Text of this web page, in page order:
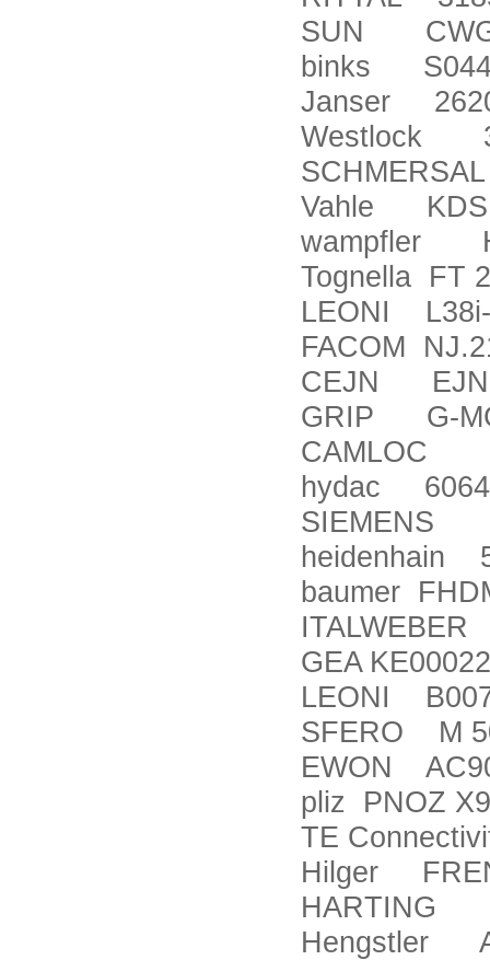
SUN
binks
Janser
Westlock
Vahle KDS
wampfler
Tognella FT
LEONI
FACOM
CEJN EJN
GRIP G-
CAMLOC
hydac
SIEMENS
heidenhain
baumer
GEA
LEONI
SFERO M
EWON
pliz PNOZ X9
TE
Hilger
HARTING
Hengstler